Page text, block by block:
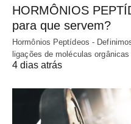
HORMÔNIOS
para que servem?
Hormônios Peptídeos -
ligações de moléculas
4 dias atrás